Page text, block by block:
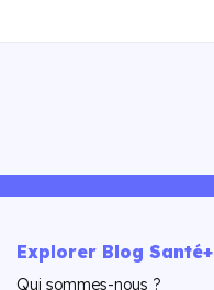
Explorer Blog Santé+
Qui sommes-nous ?